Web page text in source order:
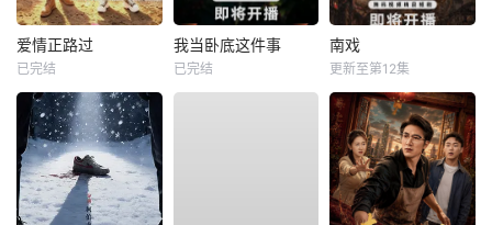
爱情正路过
已完结
我当卧底这件事
已完结
南戏
更新至第12集